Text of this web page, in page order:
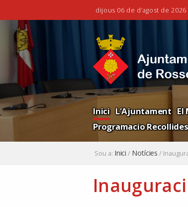
dijous 06 de d’agost de 2026
al
contingut.
Salta
a
la
navegació
personals
Inici L'Ajuntament El
Programacio
Sou a: Inici / Notícies /